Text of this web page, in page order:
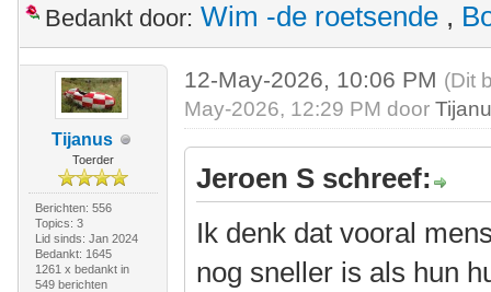
Bedankt door: Wim -de roetsende ,
Tijanus
Toerder
Berichten: 556
Topics: 3
Lid sinds: Jan 2024
Bedankt: 1645
1261 x bedankt in
549 berichten
12-May-2026, 10:06 PM (Dit
May-2026, 12:29 PM door
Jeroen S schreef:
Ik denk dat vooral
nog sneller is als hun